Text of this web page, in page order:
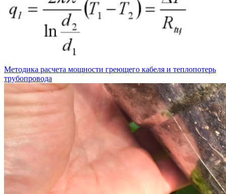
Методика расчета мощности греющего кабеля и теплопотерь
трубопровода